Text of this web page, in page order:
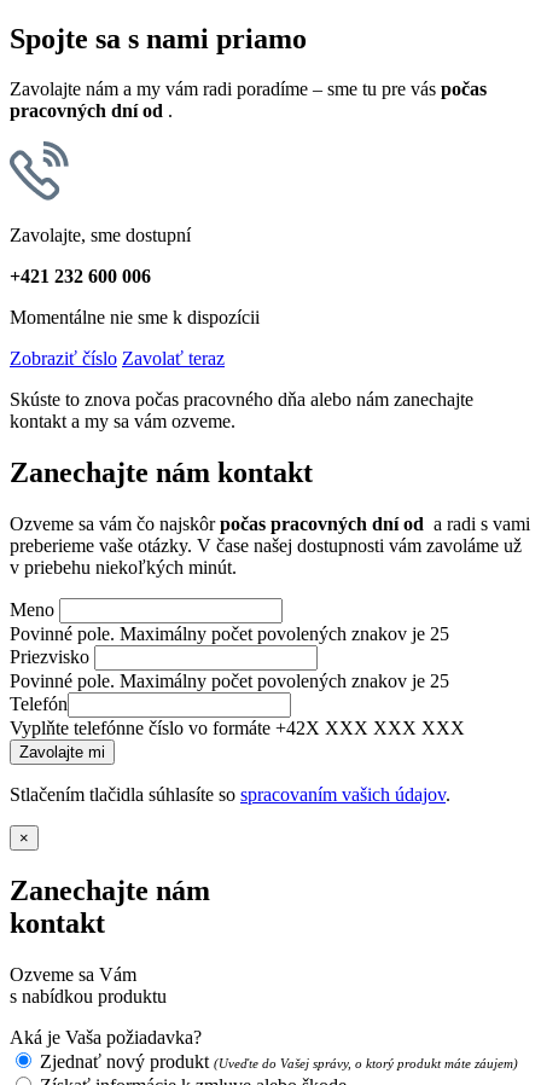
Spojte sa s nami priamo
Zavolajte nám a my vám radi poradíme – sme tu pre vás počas
pracovných dní od .
Zavolajte, sme dostupní
+421 232 600 006
Momentálne nie sme k dispozícii
Zobraziť číslo Zavolať teraz
Skúste to znova počas pracovného dňa alebo nám zanechajte
kontakt a my sa vám ozveme.
Zanechajte nám kontakt
Ozveme sa vám čo najskôrpočas pracovných dní od a radi s vami
preberieme vaše otázky. V čase našej dostupnosti vám zavoláme už
v priebehu niekoľkých minút.
Meno
Povinné pole. Maximálny počet povolených znakov je 25
Priezvisko
Povinné pole. Maximálny počet povolených znakov je 25
Telefón
Vyplňte telefónne číslo vo formáte +42X XXX XXX XXX
Stlačením tlačidla súhlasíte so spracovaním vašich údajov.
×
Zanechajte nám
kontakt
Ozveme sa Vám
s nabídkou produktu
Aká je Vaša požiadavka?
Zjednať nový produkt (Uveďte do Vašej správy, o ktorý produkt máte záujem)